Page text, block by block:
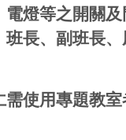
燈等之開關
長、副班長
需使用專題教